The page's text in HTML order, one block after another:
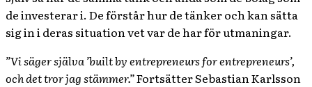
de investerar i. De förstår hur de tänker och kan sätta
sig in i deras situation vet var de har för utmaningar.
”Vi säger själva ’built by entrepreneurs for entrepreneurs’,
och det tror jag stämmer.”Fortsätter Sebastian Karlsson